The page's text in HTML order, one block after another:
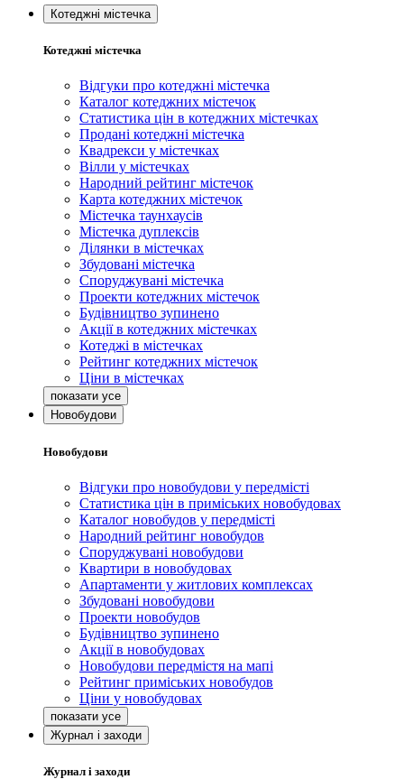
Котеджні містечка
Котеджні містечка
Відгуки про котеджні містечка
Каталог котеджних містечок
Статистика цін в котеджних містечках
Продані котеджні містечка
Квадрекси у містечках
Вілли у містечках
Народний рейтинг містечок
Карта котеджних містечок
Містечка таунхаусів
Містечка дуплексів
Ділянки в містечках
Збудовані містечка
Споруджувані містечка
Проекти котеджних містечок
Будівництво зупинено
Акції в котеджних містечках
Котеджі в містечках
Рейтинг котеджних містечок
Ціни в містечках
Новобудови
Новобудови
Відгуки про новобудови у передмісті
Статистика цін в приміських новобудовах
Каталог новобудов у передмісті
Народний рейтинг новобудов
Споруджувані новобудови
Квартири в новобудовах
Апартаменти у житлових комплексах
Збудовані новобудови
Проекти новобудов
Будівництво зупинено
Акції в новобудовах
Новобудови передмістя на мапі
Рейтинг приміських новобудов
Ціни у новобудовах
Журнал і заходи
Журнал і заходи